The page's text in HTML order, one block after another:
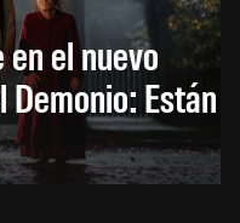
el nuevo
Están